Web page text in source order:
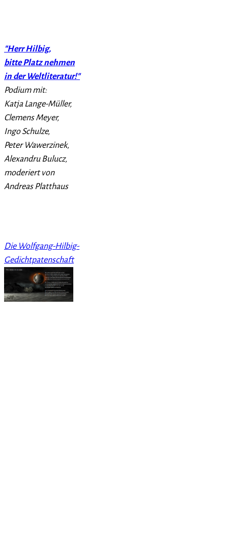
"Herr Hilbig,
bitte Platz nehmen
in der Weltliteratur!"
Podium mit:
Katja Lange-Müller,
Clemens Meyer,
Ingo Schulze,
Peter Wawerzinek,
Alexandru Bulucz,
moderiert von
Andreas Platthaus
Die Wolfgang-Hilbig-
Gedichtpatenschaft